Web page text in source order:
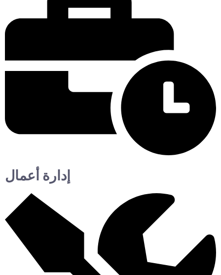
إدارة أعمال